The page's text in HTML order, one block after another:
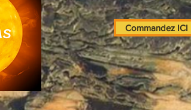
Commandez ICI